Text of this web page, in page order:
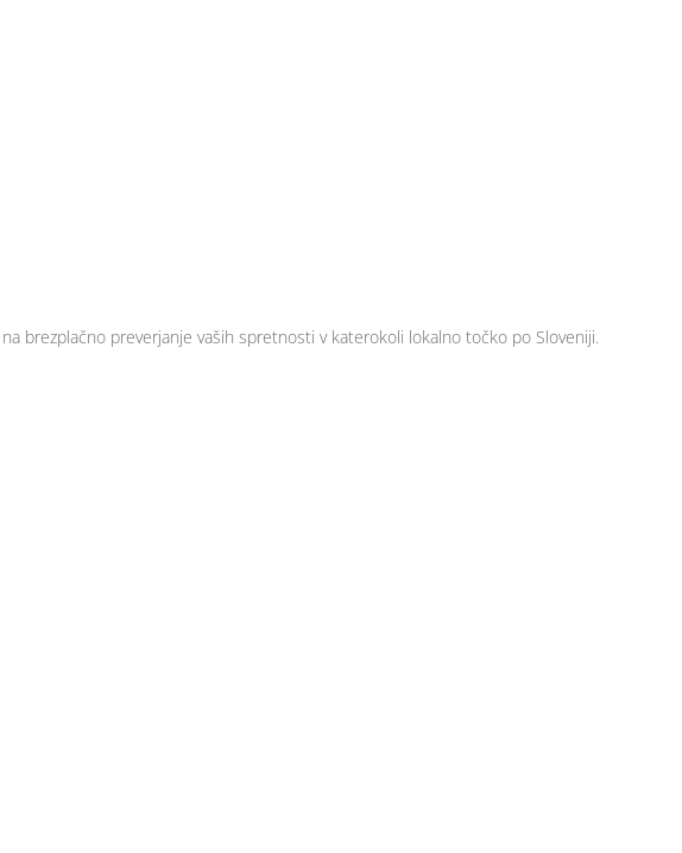
brezplačno preverjanje vaših spretnosti v katerokoli lokalno točko po Sloveniji.